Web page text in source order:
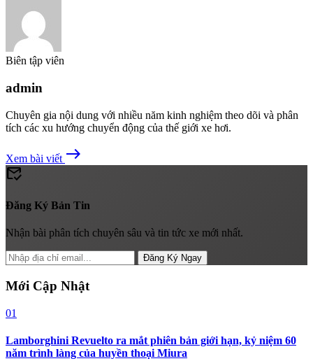
Biên tập viên
admin
Chuyên gia nội dung với nhiều năm kinh nghiệm theo dõi và phân
tích các xu hướng chuyển động của thế giới xe hơi.
Xem bài viết east
mark_email_read
Đăng Ký Bản Tin
Nhận bài phân tích chuyên sâu và tin tức xe mới nhất.
Đăng Ký Ngay
Mới Cập Nhật
01
Lamborghini Revuelto ra mắt phiên bản giới hạn, kỷ niệm 60
năm trình làng của huyền thoại Miura